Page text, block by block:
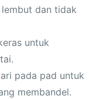
dan tidak
untuk
pada pad untuk
membandel.